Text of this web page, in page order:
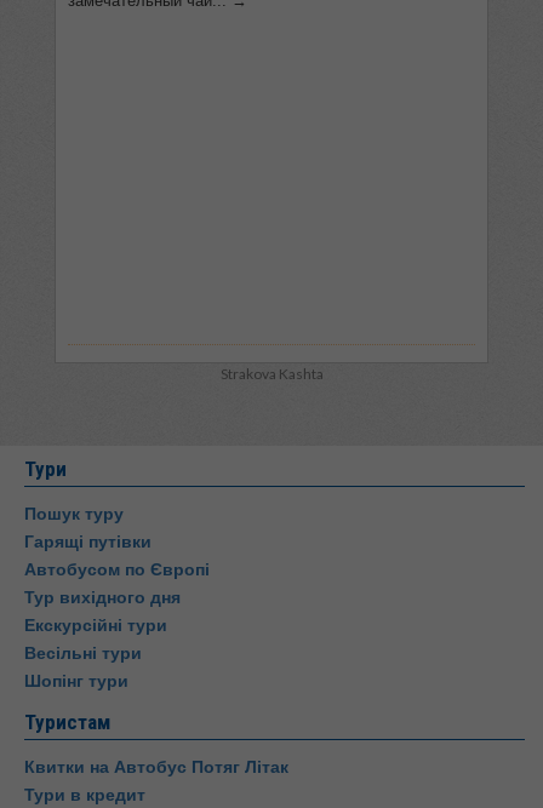
Strakova Kashta
Тури
Пошук туру
Гарящі путівки
Автобусом по Європі
Тур вихідного дня
Екскурсійні тури
Весільні тури
Шопінг тури
Туристам
Квитки на Автобус Потяг Літак
Тури в кредит